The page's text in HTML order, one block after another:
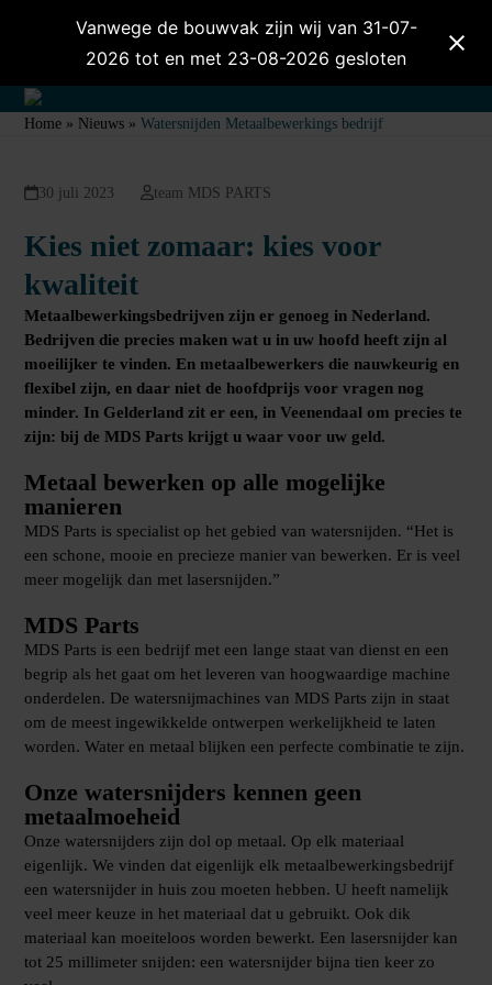
Vanwege de bouwvak zijn wij van 31-07-
2026 tot en met 23-08-2026 gesloten
Open
menu
Close
menu
Home » Nieuws »Watersnijden Metaalbewerkings bedrijf
30 juli 2023 team MDS PARTS
Kies niet zomaar: kies voor
kwaliteit
Metaalbewerkingsbedrijven zijn er genoeg in Nederland.
Bedrijven die precies maken wat u in uw hoofd heeft zijn al
moeilijker te vinden. En metaalbewerkers die nauwkeurig en
flexibel zijn, en daar niet de hoofdprijs voor vragen nog
minder. In Gelderland zit er een, in Veenendaal om precies te
zijn: bij deMDS Parts krijgt u waar voor uw geld.
Metaal bewerken op alle mogelijke
manieren
MDS Parts is specialist op het gebied vanwatersnijden. “Het is
een schone, mooie en precieze manier van bewerken. Er is veel
meer mogelijk dan met lasersnijden.”
MDS Parts
MDS Parts is een bedrijf met een lange staat van dienst en een
begrip als het gaat om het leveren van hoogwaardige machine
onderdelen. Dewatersnijmachines van MDS Parts zijn in staat
om de meest ingewikkelde ontwerpen werkelijkheid te laten
worden. Water en metaal blijken een perfecte combinatie te zijn.
Onze watersnijders kennen geen
metaalmoeheid
Onze watersnijders zijn dol op metaal. Op elk materiaal
eigenlijk. We vinden dat eigenlijk elk metaalbewerkingsbedrijf
een watersnijder in huis zou moeten hebben. U heeft namelijk
veel meer keuze in het materiaal dat u gebruikt. Ook dik
materiaal kan moeiteloos worden bewerkt. Een lasersnijder kan
tot 25 millimeter snijden: een watersnijder bijna tien keer zo